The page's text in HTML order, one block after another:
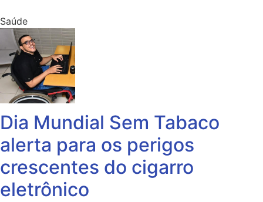
Saúde
Dia Mundial Sem Tabaco
alerta para os perigos
crescentes do cigarro
eletrônico